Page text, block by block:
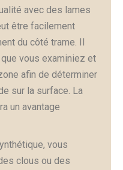
avec des lames
être facilement
du côté trame. Il
vous examiniez et
afin de déterminer
sur la surface. La
un avantage
vous
clous ou des